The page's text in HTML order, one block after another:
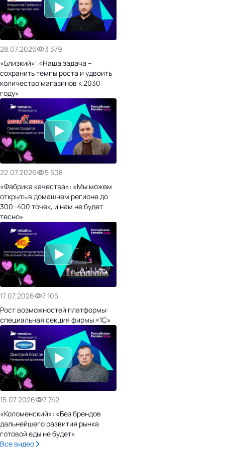
28.07.2026
3 379
«Близкий»: «Наша задача –
сохранить темпы роста и удвоить
количество магазинов к 2030
году»
22.07.2026
5 508
«Фабрика качества»: «Мы можем
открыть в домашнем регионе до
300–400 точек, и нам не будет
тесно»
17.07.2026
7 105
Рост возможностей платформы:
специальная секция фирмы «1С»
15.07.2026
7 742
«Коломенский»: «Без брендов
дальнейшего развития рынка
готовой еды не будет»
Все видео